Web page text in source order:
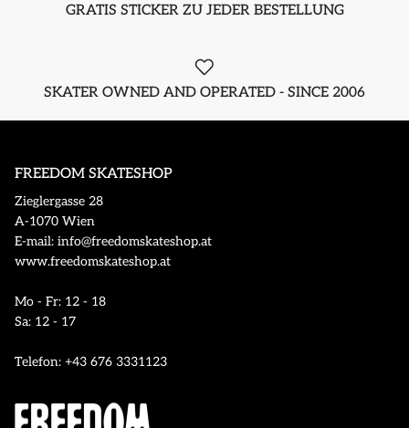
GRATIS STICKER ZU JEDER BESTELLUNG
SKATER OWNED AND OPERATED - SINCE 2006
FREEDOM SKATESHOP
Zieglergasse 28
A-1070 Wien
E-mail: info@freedomskateshop.at
www.freedomskateshop.at
Mo - Fr: 12 - 18
Sa: 12 - 17
Telefon: +43 676 3331123